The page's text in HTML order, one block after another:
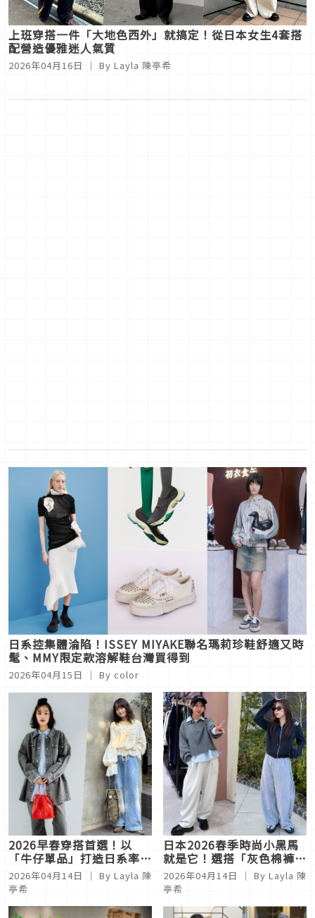
上班穿搭一件「大地色西外」就搞定！從日本女生4套搭
配營造優雅迷人氣質
2026年04月16日 ｜ By Layla 陳亭希
日系控集體淪陷！ISSEY MIYAKE聯名瑪莉珍鞋舒適又時
髦、MMY限定款溶解鞋台灣買得到
2026年04月15日 ｜ By color
2026早春穿搭首選！以
「牛仔單品」打造日系率性
休閒
2026年04月14日 ｜ By Layla 陳
亭希
日本2026春季時尚小黑馬
就是它！選搭「灰色棉褲」
打造日系街頭態度
2026年04月14日 ｜ By Layla 陳
亭希